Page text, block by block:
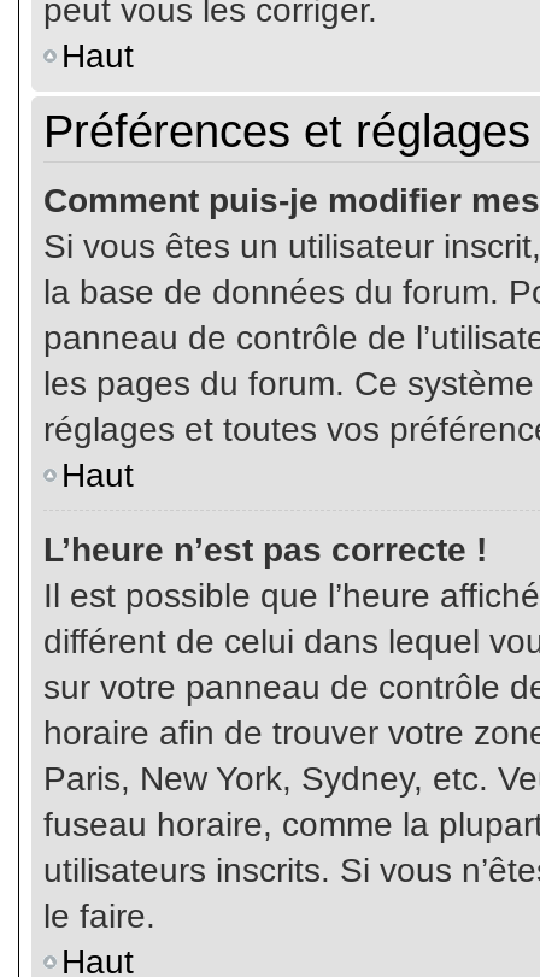
peut vous les corriger.
Haut
Préférences et
Comment puis-je modifier
Si vous êtes un utilisateur
la base de données du forum.
panneau de contrôle de
les pages du forum. Ce
réglages et toutes vos
Haut
L’heure n’est pas correcte !
Il est possible que l’heure
différent de celui dans lequel
sur votre panneau de contrôle
horaire afin de trouver votre
Paris, New York, Sydney, etc.
fuseau horaire, comme la
utilisateurs inscrits. Si vous
le faire.
Haut